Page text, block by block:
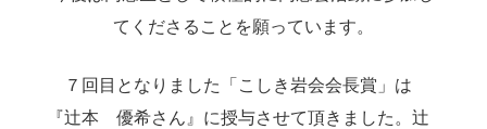
てくださることを願っています。
７回目となりました「こしき岩会会長賞」は
『辻本 優希さん』に授与させて頂きました。辻